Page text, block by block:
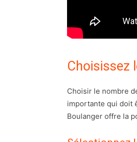
Choisissez
Choisir le nombre
importante qui doit
Boulanger offre la